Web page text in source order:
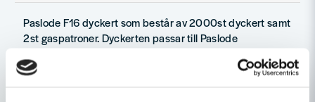
Paslode F16 dyckert som består av 2000st dyckert samt
2st gaspatroner. Dyckerten passar till Paslode
dyckertpistol IM65 F16 gasdrivna dyckertpistol.
Paslodes F16 dyckert är utmärkta för lister, invändiga